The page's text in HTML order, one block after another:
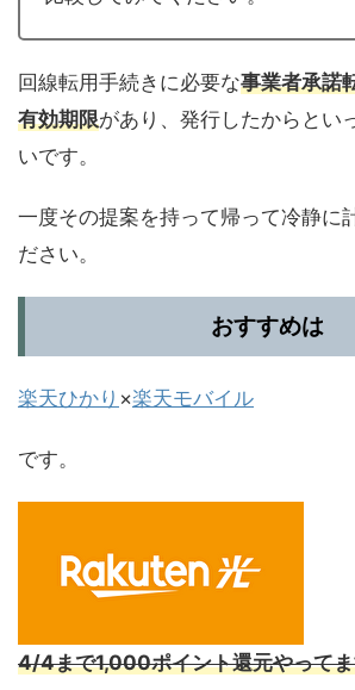
回線転用手続きに必要な事業者承諾
有効期限があり、発行したからとい
いです。
一度その提案を持って帰って冷静に
ださい。
おすすめは
楽天ひかり ×楽天モバイル
です。
4/4まで1,000ポイント還元やって